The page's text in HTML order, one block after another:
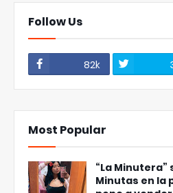
Follow Us
82k
Most Popular
“La
Minutas en la